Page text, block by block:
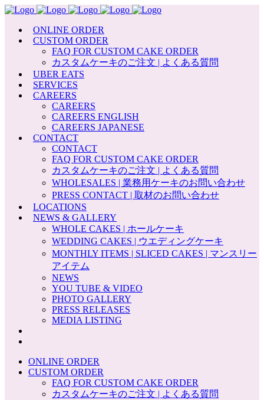
ONLINE ORDER
CUSTOM ORDER
FAQ FOR CUSTOM CAKE ORDER
カスタムケーキのご注文 | よくある質問
UBER EATS
SERVICES
CAREERS
CAREERS
CAREERS ENGLISH
CAREERS JAPANESE
CONTACT
CONTACT
FAQ FOR CUSTOM CAKE ORDER
カスタムケーキのご注文 | よくある質問
WHOLESALES | 業務用ケーキのお問い合わせ
PRESS CONTACT | 取材のお問い合わせ
LOCATIONS
NEWS & GALLERY
WHOLE CAKES | ホールケーキ
WEDDING CAKES | ウエディングケーキ
MONTHLY ITEMS | SLICED CAKES | マンスリー
アイテム
NEWS
YOU TUBE & VIDEO
PHOTO GALLERY
PRESS RELEASES
MEDIA LISTING
ONLINE ORDER
CUSTOM ORDER
FAQ FOR CUSTOM CAKE ORDER
カスタムケーキのご注文 | よくある質問